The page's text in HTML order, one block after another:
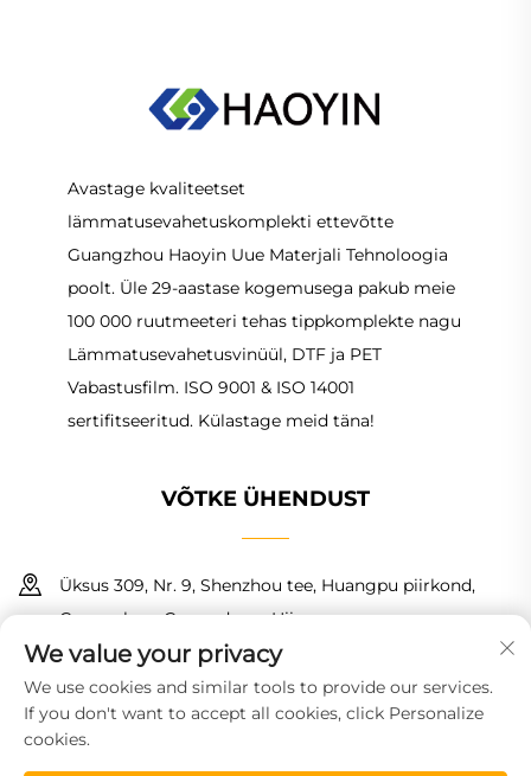
Avastage kvaliteetset
lämmatusevahetuskomplekti ettevõtte
Guangzhou Haoyin Uue Materjali Tehnoloogia
poolt. Üle 29-aastase kogemusega pakub meie
100 000 ruutmeeteri tehas tippkomplekte nagu
Lämmatusevahetusvinüül, DTF ja PET
Vabastusfilm. ISO 9001 & ISO 14001
sertifitseeritud. Külastage meid täna!
VÕTKE ÜHENDUST
Üksus 309, Nr. 9, Shenzhou tee, Huangpu piirkond,
Guangzhou, Guangdong, Hiina
+86 18150601728
[email protected]
We value your privacy
We use cookies and similar tools to provide our services.
If you don't want to accept all cookies, click Personalize
cookies.